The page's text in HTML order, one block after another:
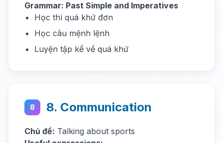
Grammar: Past Simple and Imperatives
Học thì quá khứ đơn
Học câu mệnh lệnh
Luyện tập kể về quá khứ
8 8. Communication
Chủ đề: Talking about sports